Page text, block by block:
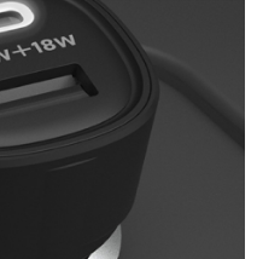
個別帳號之用戶狀況，依本公司即
足之情形，本公司將視審查結果
註冊。若發現惡意使用之情形，
使用額度並採取法律行動。